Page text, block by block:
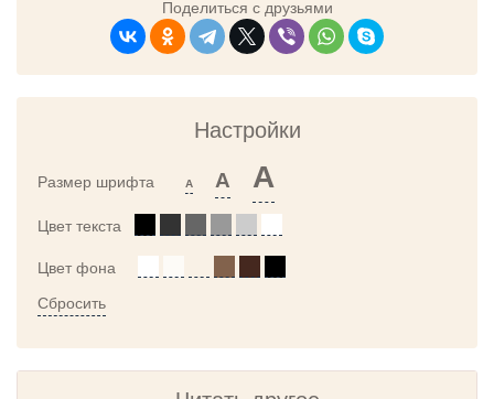
Поделиться с друзьями
Настройки
Размер шрифта A A A
Цвет текста
Цвет фона
Сбросить